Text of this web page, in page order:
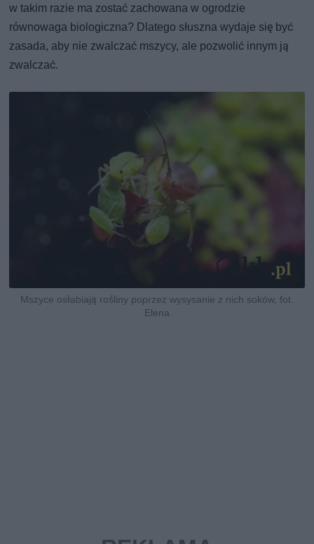
w takim razie ma zostać zachowana w ogrodzie
równowaga biologiczna? Dlatego słuszna wydaje się być
zasada, aby nie zwalczać mszycy, ale pozwolić innym ją
zwalczać.
Mszyce osłabiają rośliny poprzez wysysanie z nich soków, fot.
Elena